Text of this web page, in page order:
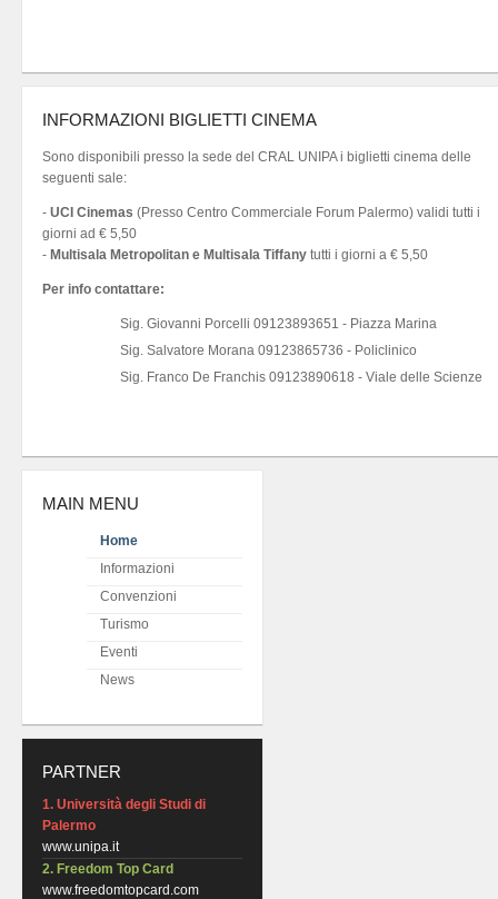
INFORMAZIONI BIGLIETTI CINEMA
Sono disponibili presso la sede del CRAL UNIPA i biglietti cinema delle
seguenti sale:
- UCI Cinemas (Presso Centro Commerciale Forum Palermo) validi tutti i
giorni ad € 5,50
- Multisala Metropolitan e Multisala Tiffany tutti i giorni a € 5,50
Per info contattare:
Sig. Giovanni Porcelli 09123893651 - Piazza Marina
Sig. Salvatore Morana 09123865736 - Policlinico
Sig. Franco De Franchis 09123890618 - Viale delle Scienze
MAIN MENU
Home
Informazioni
Convenzioni
Turismo
Eventi
News
PARTNER
1. Università degli Studi di
Palermo
www.unipa.it
2. Freedom Top Card
www.freedomtopcard.com